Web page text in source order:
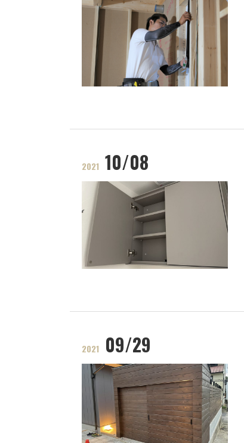
2021 10/08
2021 09/29